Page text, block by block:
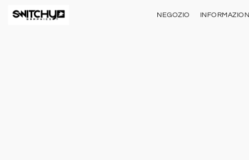
NEGOZIO INFORMAZIONI